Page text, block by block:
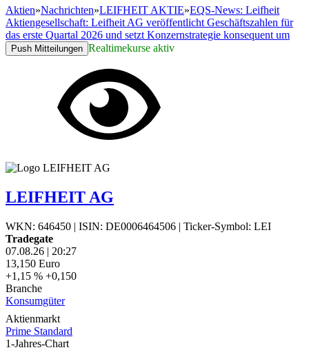
Aktien»Nachrichten»LEIFHEIT AKTIE»EQS-News: Leifheit
Aktiengesellschaft: Leifheit AG veröffentlicht Geschäftszahlen für
das erste Quartal 2026 und setzt Konzernstrategie konsequent um
Push Mitteilungen Realtimekurse aktiv
LEIFHEIT AG
WKN: 646450 | ISIN: DE0006464506 | Ticker-Symbol: LEI
Tradegate
07.08.26 | 20:27
13,150 Euro
+1,15 % +0,150
Branche
Konsumgüter
Aktienmarkt
Prime Standard
1-Jahres-Chart